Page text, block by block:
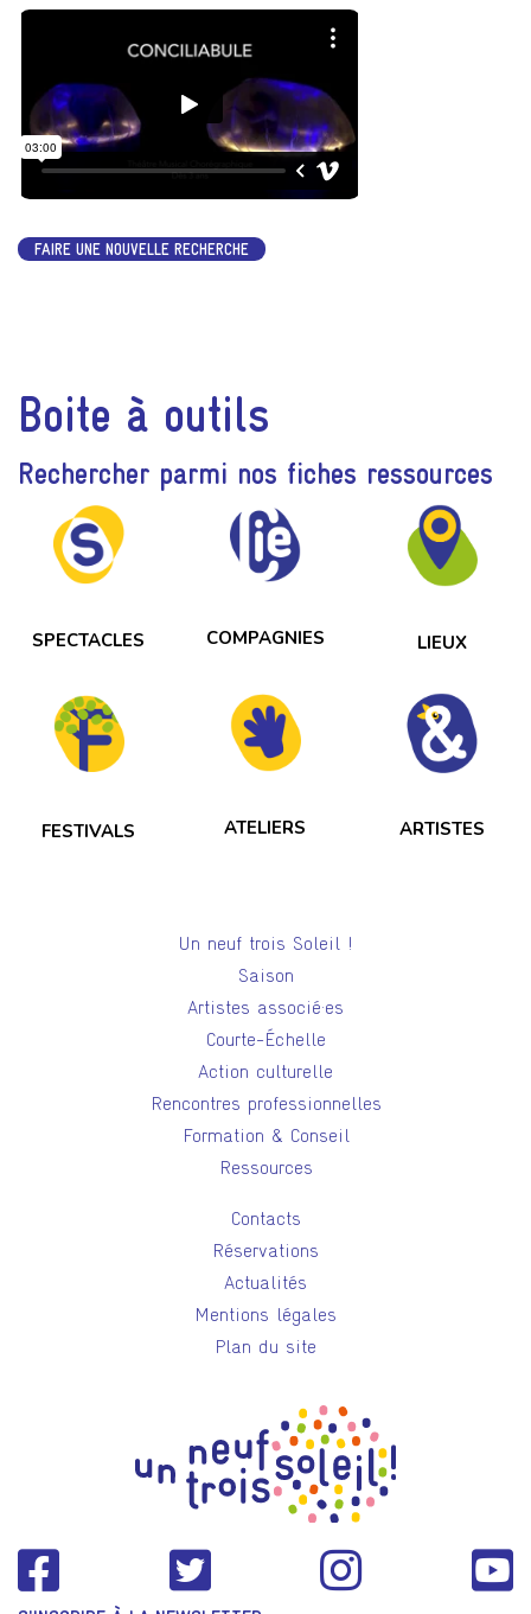
FAIRE UNE NOUVELLE RECHERCHE
Boite à outils
Rechercher parmi nos fiches ressources
SPECTACLES COMPAGNIES LIEUX
FESTIVALS ATELIERS ARTISTES
Un neuf trois Soleil !
Saison
Artistes associé·es
Courte-Échelle
Action culturelle
Rencontres professionnelles
Formation & Conseil
Ressources
Contacts
Réservations
Actualités
Mentions légales
Plan du site